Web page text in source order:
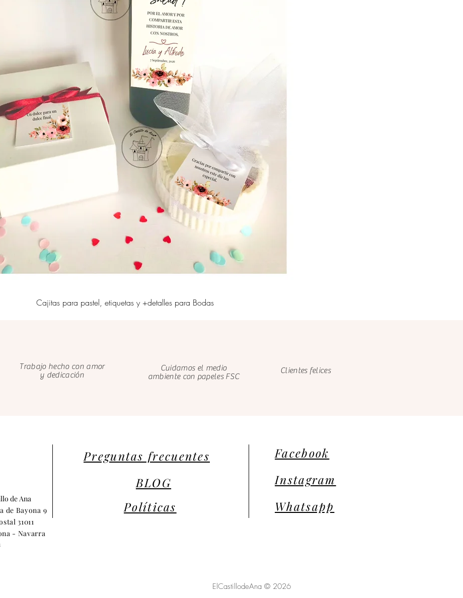
Cajitas para pastel, etiquetas y +detalles para Bodas
Trabajo hecho con amor
y dedicación
Cuidamos el medio
ambiente con papeles FSC
Clientes felices
de Ana
de Bayona 9
31011
- Navarra
Preguntas frecuentes
BLOG
Políticas
Facebook
Instagram
Whatsapp
ElCastillodeAna © 2026